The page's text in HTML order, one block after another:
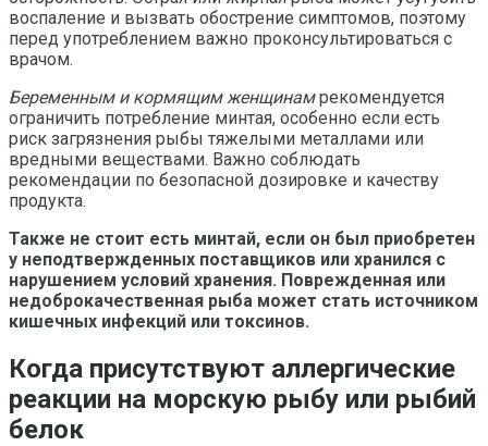
воспаление и вызвать обострение симптомов, поэтому
перед употреблением важно проконсультироваться с
врачом.
Беременным и кормящим женщинамрекомендуется
ограничить потребление минтая, особенно если есть
риск загрязнения рыбы тяжелыми металлами или
вредными веществами. Важно соблюдать
рекомендации по безопасной дозировке и качеству
продукта.
Также не стоит есть минтай, если он был приобретен
у неподтвержденных поставщиков или хранился с
нарушением условий хранения. Поврежденная или
недоброкачественная рыба может стать источником
кишечных инфекций или токсинов.
Когда присутствуют аллергические
реакции на морскую рыбу или рыбий
белок